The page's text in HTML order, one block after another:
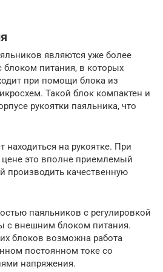
являются уже более
блоком питания, в которых
при помощи блока из
Такой блок компактен и
рукоятки паяльника, что
находиться на рукоятке. При
это вполне приемлемый
производить качественную
паяльников с регулировкой
с внешним блоком питания.
блоков возможна работа
постоянном токе со
напряжения.